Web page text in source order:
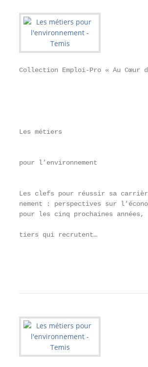
Collection Emploi-Pro « Au Cœur
Les métiers
pour l’environnement
Les clefs pour réussir sa
nement : perspectives sur
pour les cinq prochaines
tiers qui recrutent…